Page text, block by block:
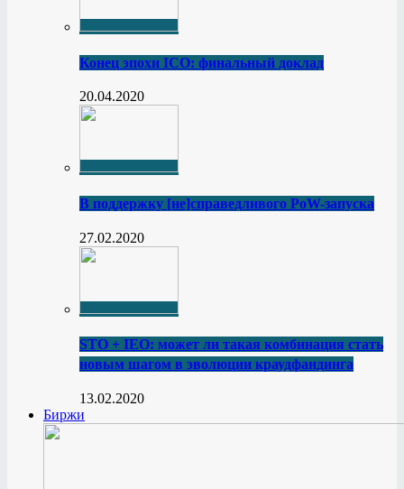
Конец эпохи ICO: финальный доклад
20.04.2020
В поддержку [не]справедливого PoW-запуска
27.02.2020
STO + IEO: может ли такая комбинация стать
новым шагом в эволюции краудфандинга
13.02.2020
Биржи